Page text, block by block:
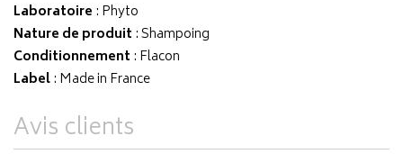
Laboratoire : Phyto
Nature de produit : Shampoing
Conditionnement : Flacon
Label: Made in France
Avis clients